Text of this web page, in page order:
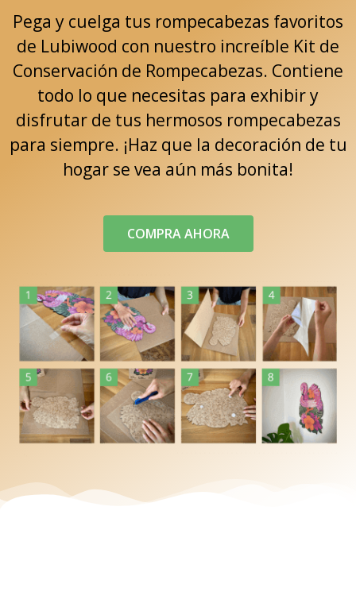
Pega y cuelga tus rompecabezas favoritos
de Lubiwood con nuestro increíble Kit de
Conservación de Rompecabezas. Contiene
todo lo que necesitas para exhibir y
disfrutar de tus hermosos rompecabezas
para siempre. ¡Haz que la decoración de tu
hogar se vea aún más bonita!
COMPRA AHORA